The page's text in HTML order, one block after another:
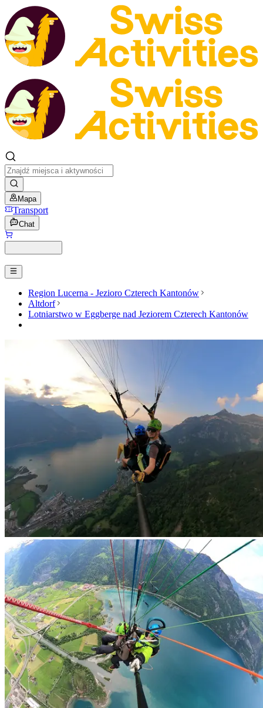
Mapa
Transport
Chat
Region Lucerna - Jezioro Czterech Kantonów
Altdorf
Lotniarstwo w Eggberge nad Jeziorem Czterech Kantonów